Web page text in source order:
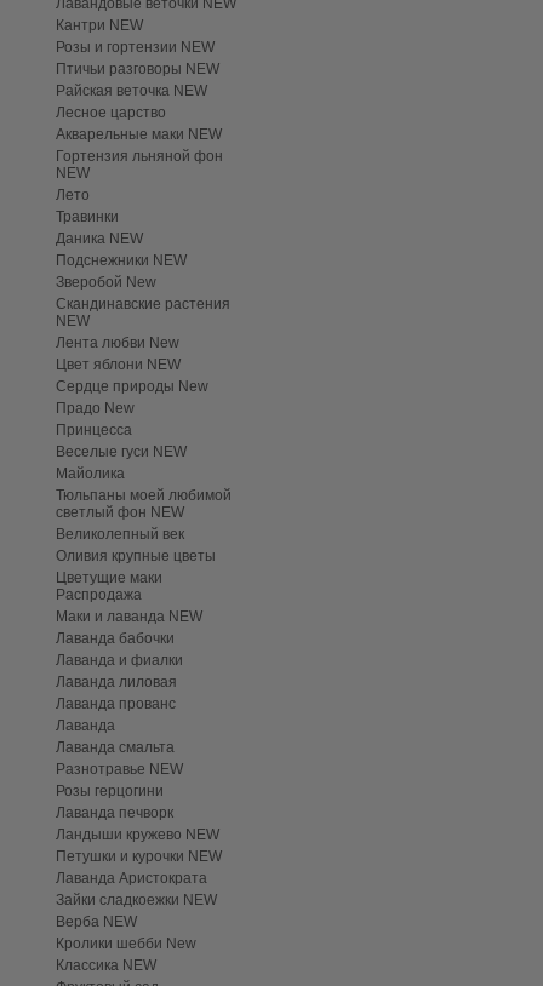
Лавандовые веточки NEW
Кантри NEW
Розы и гортензии NEW
Птичьи разговоры NEW
Райская веточка NEW
Лесное царство
Акварельные маки NEW
Гортензия льняной фон
NEW
Лето
Травинки
Даника NEW
Подснежники NEW
Зверобой New
Скандинавские растения
NEW
Лента любви New
Цвет яблони NEW
Сердце природы New
Прадо New
Принцесса
Веселые гуси NEW
Майолика
Тюльпаны моей любимой
светлый фон NEW
Великолепный век
Оливия крупные цветы
Цветущие маки
Распродажа
Маки и лаванда NEW
Лаванда бабочки
Лаванда и фиалки
Лаванда лиловая
Лаванда прованс
Лаванда
Лаванда смальта
Разнотравье NEW
Розы герцогини
Лаванда печворк
Ландыши кружево NEW
Петушки и курочки NEW
Лаванда Аристократа
Зайки сладкоежки NEW
Верба NEW
Кролики шебби New
Классика NEW